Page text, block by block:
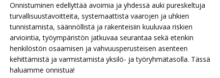
Onnistuminen edellyttää avoimia ja yhdessä auki pureskeltuja
turvallisuustavoitteita, systemaattista vaarojen ja uhkien
tunnistamista, säännöllistä ja rakenteisiin kuuluvaa riskien
arviointia, työympäristön jatkuvaa seurantaa sekä etenkin
henkilöstön osaamisen ja vahvuusperusteisen asenteen
kehittämistä ja varmistamista yksilö- ja työryhmätasolla. Tässä
haluamme onnistua!